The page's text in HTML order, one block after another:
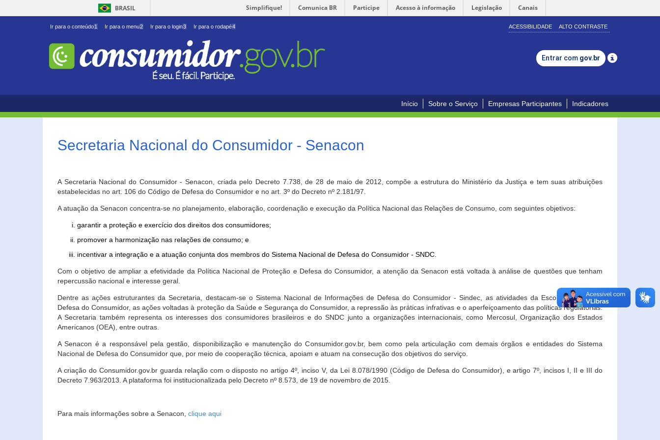
BRASIL Simplifique! Comunica BR Participe Acesso à informação Legislação Canais
Ir para o conteúdo1 Ir para o menu2 Ir para o login3 Ir para o rodapé4 ACESSIBILIDADE ALTO CONTRASTE
Entrar com gov.br
Início Sobre o Serviço Empresas Participantes Indicadores
Secretaria Nacional do Consumidor - Senacon
A Secretaria Nacional do Consumidor - Senacon, criada pelo Decreto 7.738, de 28 de maio de 2012, compõe a estrutura do Ministério da Justiça e tem suas atribuições
estabelecidas no art. 106 do Código de Defesa do Consumidor e no art. 3º do Decreto nº 2.181/97.
A atuação da Senacon concentra-se no planejamento, elaboração, coordenação e execução da Política Nacional das Relações de Consumo, com seguintes objetivos:
garantir a proteção e exercício dos direitos dos consumidores;
promover a harmonização nas relações de consumo; e
incentivar a integração e a atuação conjunta dos membros do Sistema Nacional de Defesa do Consumidor - SNDC.
Com o objetivo de ampliar a efetividade da Política Nacional de Proteção e Defesa do Consumidor, a atenção da Senacon está voltada à análise de questões que tenham
repercussão nacional e interesse geral.
Dentre as ações estruturantes da Secretaria, destacam-se o Sistema Nacional de Informações de Defesa do Consumidor - Sindec, as atividades da Escola Nacional de
Defesa do Consumidor, as ações voltadas à proteção da Saúde e Segurança do Consumidor, a repressão às práticas infrativas e o aperfeiçoamento das políticas regulatórias.
A Secretaria também representa os interesses dos consumidores brasileiros e do SNDC junto a organizações internacionais, como Mercosul, Organização dos Estados
Americanos (OEA), entre outras.
A Senacon é a responsável pela gestão, disponibilização e manutenção do Consumidor.gov.br, bem como pela articulação com demais órgãos e entidades do Sistema
Nacional de Defesa do Consumidor que, por meio de cooperação técnica, apoiam e atuam na consecução dos objetivos do serviço.
A criação do Consumidor.gov.br guarda relação com o disposto no artigo 4º, inciso V, da Lei 8.078/1990 (Código de Defesa do Consumidor), e artigo 7º, incisos I, II e III do
Decreto 7.963/2013. A plataforma foi institucionalizada pelo Decreto nº 8.573, de 19 de novembro de 2015.
Para mais informações sobre a Senacon, clique aqui